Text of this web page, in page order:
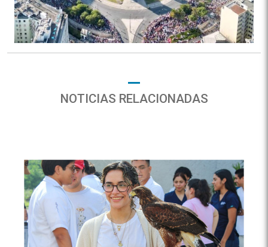
NOTICIAS RELACIONADAS